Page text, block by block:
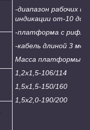
-диапазон рабочих
индикации от-10 до
-платформа с
-кабель длиной 3
Масса платформы
1,2х1,5-106/114
1,5х1,5-150/160
1,5х2,0-190/200